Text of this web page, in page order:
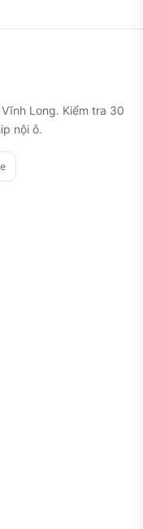
Long. Kiểm tra 30
nội ô.